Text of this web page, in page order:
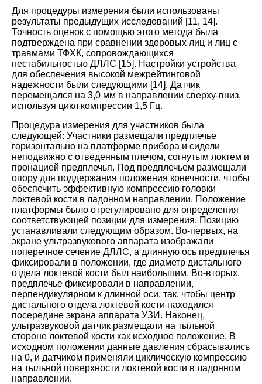
Для процедуры измерения были использованы
результаты предыдущих исследований [11, 14].
Точность оценок с помощью этого метода была
подтверждена при сравнении здоровых лиц и лиц с
травмами ТФХК, сопровождающихся
нестабильностью ДЛЛС [15]. Настройки устройства
для обеспечения высокой межрейтинговой
надежности были следующими [14]. Датчик
перемещался на 3,0 мм в направлении сверху-вниз,
используя цикл компрессии 1,5 Гц.
Процедура измерения для участников была
следующей: Участники размещали предплечье
горизонтально на платформе прибора и сидели
неподвижно с отведенным плечом, согнутым локтем и
пронацией предплечья. Под предплечьем размещали
опору для поддержания положения конечности, чтобы
обеспечить эффективную компрессию головки
локтевой кости в ладонном направлении. Положение
платформы было отрегулировано для определения
соответствующей позиции для измерения. Позицию
устанавливали следующим образом. Во-первых, на
экране ультразвукового аппарата изображали
поперечное сечение ДЛЛС, а длинную ось предплечья
фиксировали в положении, где диаметр дистального
отдела локтевой кости был наибольшим. Во-вторых,
предплечье фиксировали в направлении,
перпендикулярном к длинной оси, так, чтобы центр
дистального отдела локтевой кости находился
посередине экрана аппарата УЗИ. Наконец,
ультразвуковой датчик размещали на тыльной
стороне локтевой кости как исходное положение. В
исходном положении данные давления сбрасывались
на 0, и датчиком применяли циклическую компрессию
на тыльной поверхности локтевой кости в ладонном
направлении.